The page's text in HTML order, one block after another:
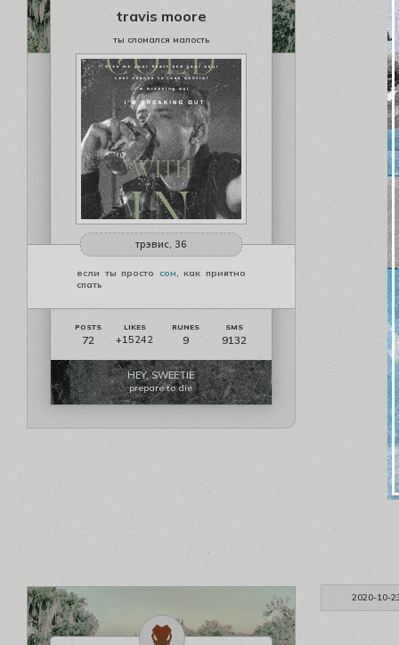
travis moore
ты сломался малость
трэвис, 36
если ты просто сон, как приятно
спать
72 +15242 9 9132
HEY, SWEETIE
prepare to die
2020-10-